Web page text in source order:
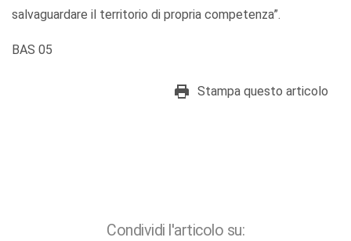
salvaguardare il territorio di propria competenza”.
BAS 05
Stampa questo articolo
Condividi l'articolo su: